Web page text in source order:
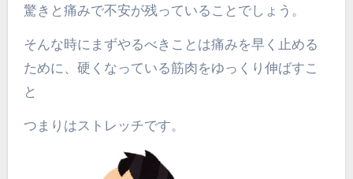
驚きと痛みで不安が残っていることでしょう。
そんな時にまずやるべきことは痛みを早く止める
ために、硬くなっている筋肉をゆっくり伸ばすこ
と
つまりはストレッチです。